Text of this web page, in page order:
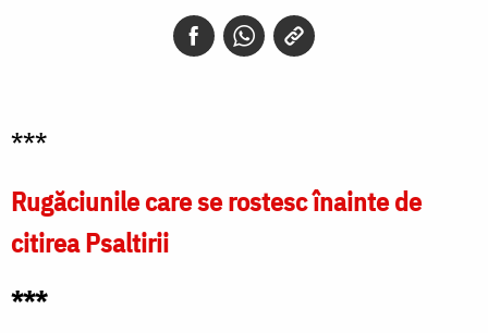
***
Rugăciunile care se rostesc înainte de
citirea Psaltirii
***